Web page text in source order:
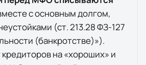
с основным долгом,
(ст. 213.28 ФЗ-127
(банкротстве)»).
на «хороших» и